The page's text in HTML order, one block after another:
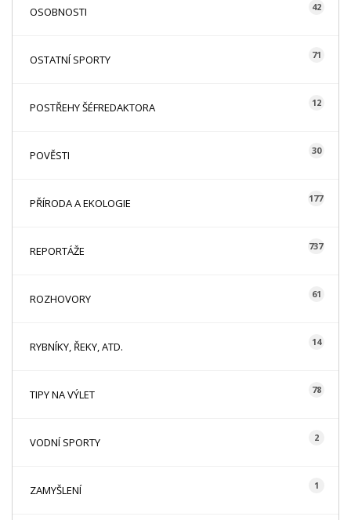
OSOBNOSTI 42
OSTATNÍ SPORTY 71
POSTŘEHY ŠÉFREDAKTORA 12
POVĚSTI 30
PŘÍRODA A EKOLOGIE 177
REPORTÁŽE 737
ROZHOVORY 61
RYBNÍKY, ŘEKY, ATD. 14
TIPY NA VÝLET 78
VODNÍ SPORTY 2
ZAMYŠLENÍ 1